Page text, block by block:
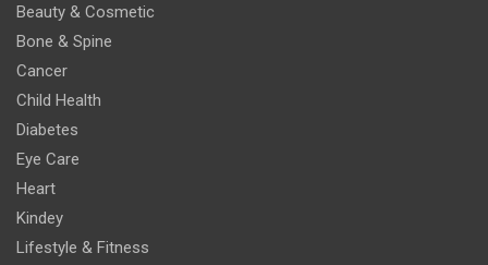
Beauty & Cosmetic
Bone & Spine
Cancer
Child Health
Diabetes
Eye Care
Heart
Kindey
Lifestyle & Fitness